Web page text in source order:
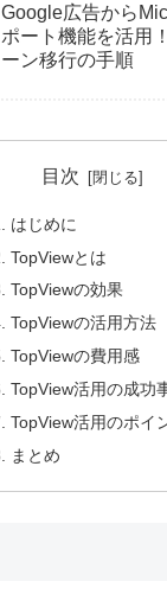
Google広告から
ポート機能を活用
ーン移行の手順
目次
はじめに
TopViewとは
TopViewの効果
TopViewの活用方法
TopViewの費用感
TopView活用の成功
TopView活用のポイ
まとめ